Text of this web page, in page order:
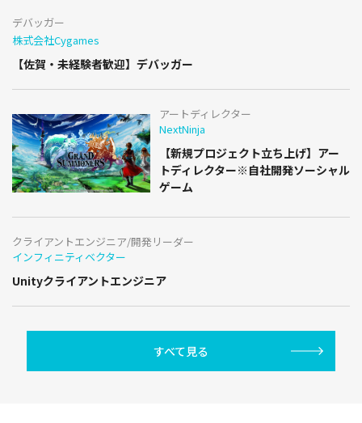
デバッガー
株式会社Cygames
【佐賀・未経験者歓迎】デバッガー
アートディレクター
NextNinja
【新規プロジェクト立ち上げ】アー
トディレクター※自社開発ソーシャル
ゲーム
クライアントエンジニア/開発リーダー
インフィニティベクター
Unityクライアントエンジニア
すべて見る